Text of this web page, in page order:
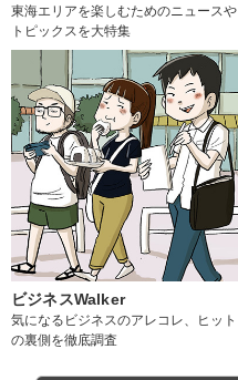
東海エリアを楽しむためのニュースや
トピックスを大特集
ビジネスWalker
気になるビジネスのアレコレ、ヒット
の裏側を徹底調査